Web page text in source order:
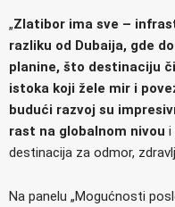
„Zlatibor ima sve –
razliku od Dubaija, gde
planine, što destinaciju
istoka koji žele mir i
budući razvoj su
rast na globalnom nivou i
destinacija za odmor,
Na panelu „Mogućnosti